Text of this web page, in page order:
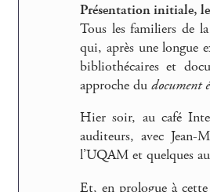
Présentation initiale,
Tous les familiers de
qui, après une longue
bibliothécaires et
approche du document
Hier soir, au café
auditeurs, avec
l’UQAM et quelques
Et, en prologue à cette